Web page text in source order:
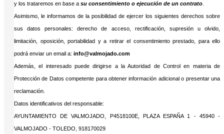
y los trataremos en base a su consentimiento o ejecución de un contrato
Asimismo, le informamos de la posibilidad de ejercer los siguientes derechos sobre
sus datos personales: derecho de acceso, rectificación, supresión u olvido,
limitación, oposición, portabilidad y a retirar el consentimiento prestado, para ello
podrá enviar un email a: info@valmojado.com
Además, el interesado puede dirigirse a la Autoridad de Control en materia de
Protección de Datos competente para obtener información adicional o presentar una
reclamación.
Datos identificativos del responsable:
AYUNTAMIENTO DE VALMOJADO, P4518100E, PLAZA ESPAÑA 1 - 45940 -
VALMOJADO - TOLEDO, 918170029